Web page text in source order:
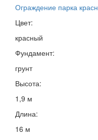
Ограждение парка
Цвет:
красный
Фундамент:
грунт
Высота:
1,9 м
Длина:
16 м